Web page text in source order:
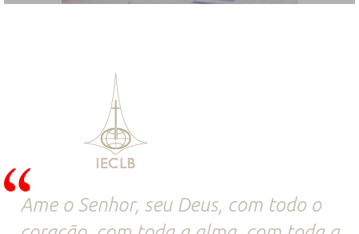
Ame o Senhor, seu Deus, com todo o